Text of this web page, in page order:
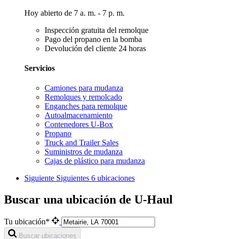
Hoy abierto de 7 a. m. - 7 p. m.
Inspección gratuita del remolque
Pago del propano en la bomba
Devolución del cliente 24 horas
Servicios
Camiones para mudanza
Remolques y remolcado
Enganches para remolque
Autoalmacenamiento
Contenedores U-Box
Propano
Truck and Trailer Sales
Suministros de mudanza
Cajas de plástico para mudanza
Siguiente Siguientes 6 ubicaciones
Buscar una ubicación de U-Haul
Tu ubicación*
Buscar ubicaciones